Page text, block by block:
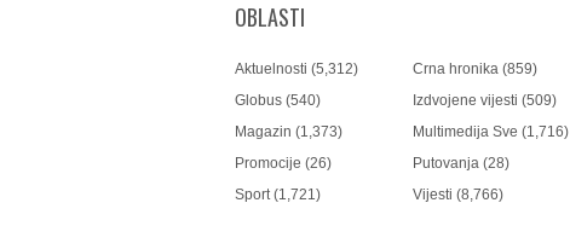
OBLASTI
Aktuelnosti (5,312) Crna hronika (859)
Globus (540) Izdvojene vijesti (509)
Magazin (1,373) Multimedija Sve (1,716)
Promocije (26) Putovanja (28)
Sport(1,721) Vijesti (8,766)